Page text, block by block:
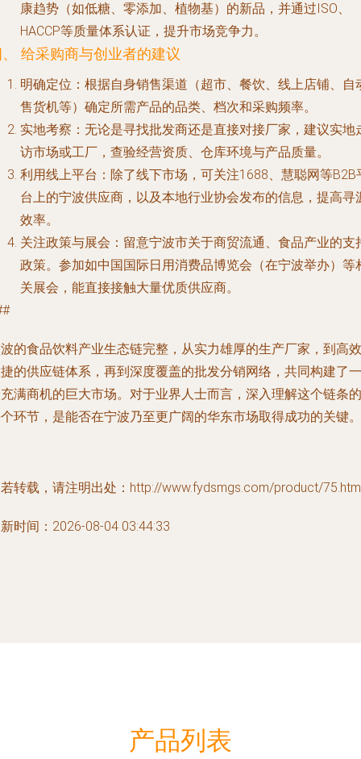
康趋势（如低糖、零添加、植物基）的新品，并通过ISO、
HACCP等质量体系认证，提升市场竞争力。
给采购商与创业者的建议
明确定位 ：根据自身销售渠道（超市、餐饮、线上店铺、自
售货机等）确定所需产品的品类、档次和采购频率。
实地考察 ：无论是寻找批发商还是直接对接厂家，建议实地
访市场或工厂，查验经营资质、仓库环境与产品质量。
利用线上平台 ：除了线下市场，可关注1688、慧聪网等B2B
台上的宁波供应商，以及本地行业协会发布的信息，提高寻
效率。
关注政策与展会 ：留意宁波市关于商贸流通、食品产业的支
政策。参加如中国国际日用消费品博览会（在宁波举办）等
关展会，能直接接触大量优质供应商。
的食品饮料产业生态链完整，从实力雄厚的生产厂家，到高效
的供应链体系，再到深度覆盖的批发分销网络，共同构建了一
满商机的巨大市场。对于业界人士而言，深入理解这个链条的
环节，是能否在宁波乃至更广阔的华东市场取得成功的关键。
转载，请注明出处：http://www.fydsmgs.com/product/
时间：2026-08-04 03:44:33
产品列表